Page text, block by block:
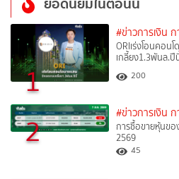
1
#ข่าวการเงิน
ORIเร่งโอนคอน
เกลี้ยง1.3พันล.ปี
200
2 #ข่าวการเงิน
การซื้อขายหุ้นขอ
2569
45